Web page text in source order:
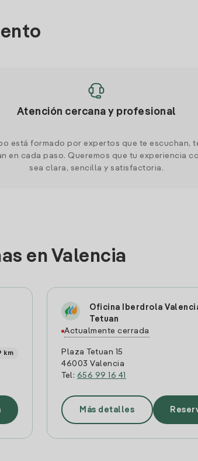
Atención cercana y profesional
está formado por expertos que te escuchan,
en cada paso. Queremos que tu experiencia
sea clara, sencilla y satisfactoria.
en Valencia
km
Oficina Iberdrola
Tetuan
Actualmente cerrada
Plaza Tetuan 15
46003 Valencia
Tel: 656 99 16 41
Más detalles